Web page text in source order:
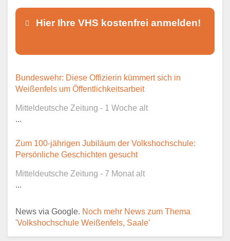
Hier Ihre VHS kostenfrei anmelden!
Dieser Teil dient lediglich zur
Kontaktaufnahme und ist nicht
Ansprechpartner*
Bundeswehr: Diese Offizierin kümmert sich in
Weißenfels um Öffentlichkeitsarbeit
Mitteldeutsche Zeitung - 1 Woche alt
...
Zum 100-jährigen Jubiläum der Volkshochschule:
Persönliche Geschichten gesucht
Mitteldeutsche Zeitung - 7 Monat alt
...
News via Google. Noch mehr News zum Thema
'Volkshochschule Weißenfels, Saale'